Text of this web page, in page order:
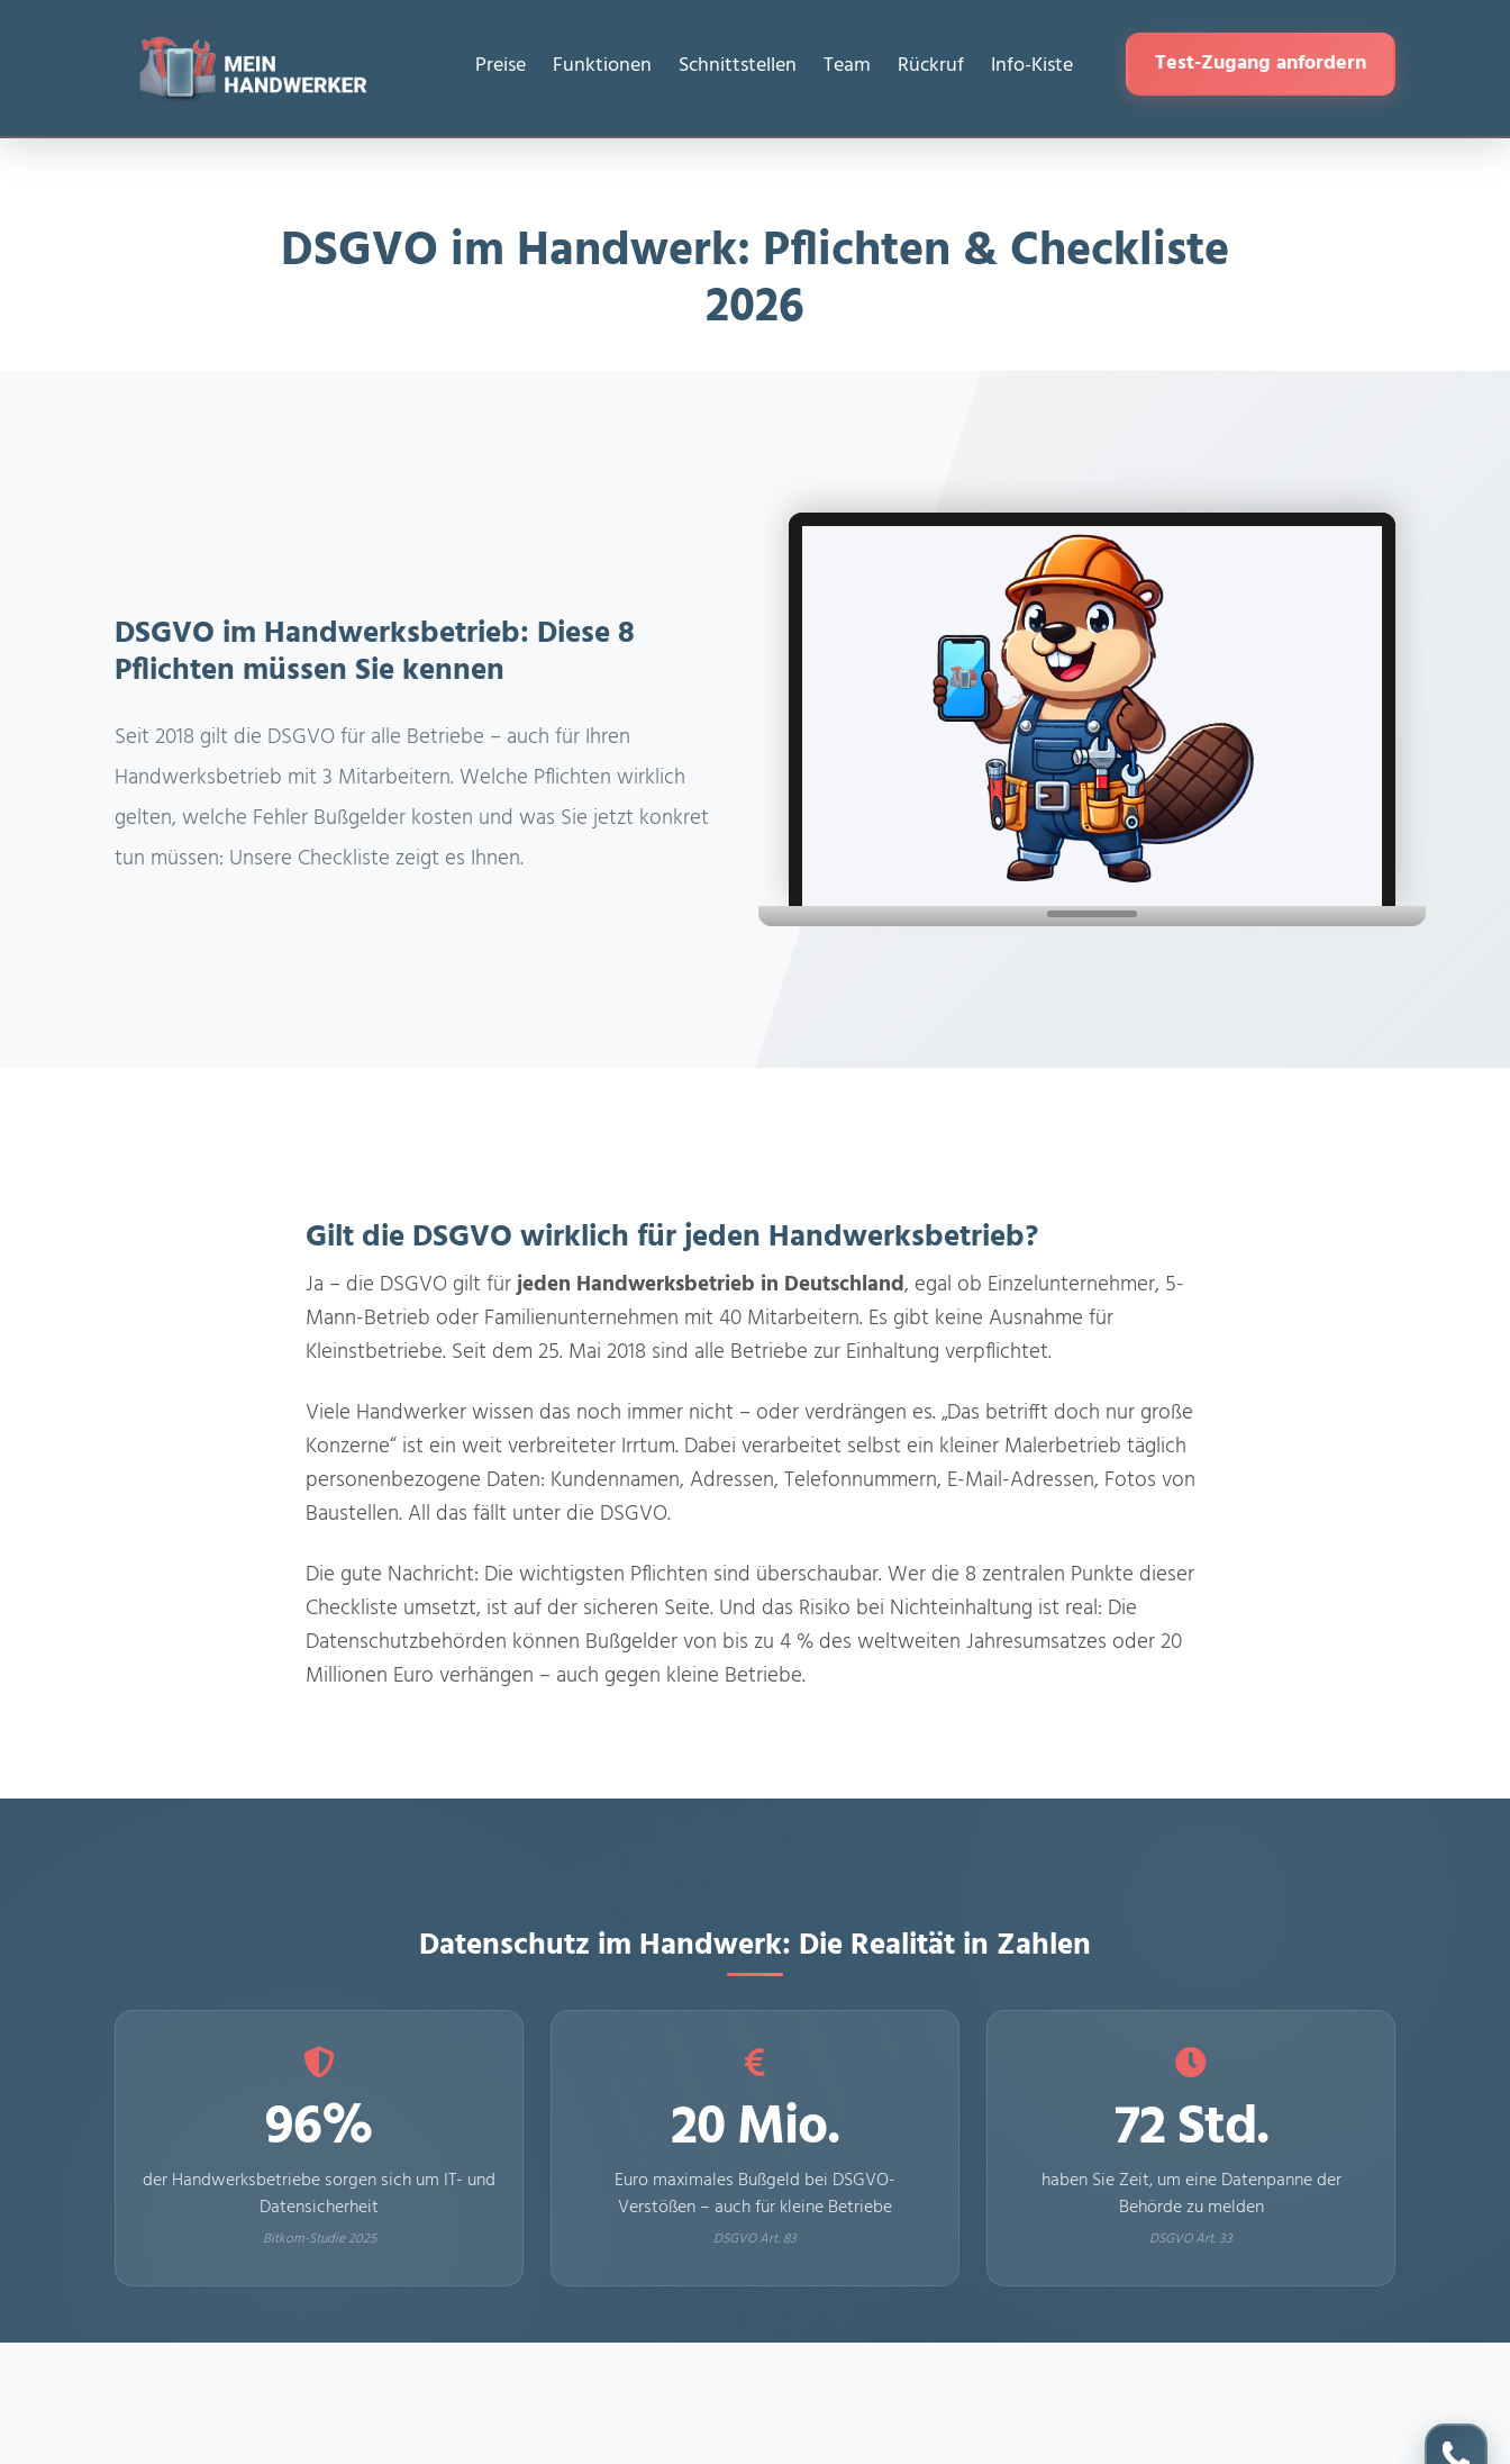
Preise Funktionen Schnittstellen Team Rückruf Info-Kiste Test-Zugang anfordern
DSGVO im Handwerk: Pflichten & Checkliste
2026
DSGVO im Handwerksbetrieb: Diese 8
Pflichten müssen Sie kennen
Seit 2018 gilt die DSGVO für alle Betriebe – auch für Ihren
Handwerksbetrieb mit 3 Mitarbeitern. Welche Pflichten wirklich
gelten, welche Fehler Bußgelder kosten und was Sie jetzt konkret
tun müssen: Unsere Checkliste zeigt es Ihnen.
Gilt die DSGVO wirklich für jeden Handwerksbetrieb?
Ja – die DSGVO gilt fürjeden Handwerksbetrieb in Deutschland, egal ob Einzelunternehmer, 5-
Mann-Betrieb oder Familienunternehmen mit 40 Mitarbeitern. Es gibt keine Ausnahme für
Kleinstbetriebe. Seit dem 25. Mai 2018 sind alle Betriebe zur Einhaltung verpflichtet.
Viele Handwerker wissen das noch immer nicht – oder verdrängen es. „Das betrifft doch nur große
Konzerne“ ist ein weit verbreiteter Irrtum. Dabei verarbeitet selbst ein kleiner Malerbetrieb täglich
personenbezogene Daten: Kundennamen, Adressen, Telefonnummern, E-Mail-Adressen, Fotos von
Baustellen. All das fällt unter die DSGVO.
Die gute Nachricht: Die wichtigsten Pflichten sind überschaubar. Wer die 8 zentralen Punkte dieser
Checkliste umsetzt, ist auf der sicheren Seite. Und das Risiko bei Nichteinhaltung ist real: Die
Datenschutzbehörden können Bußgelder von bis zu 4 % des weltweiten Jahresumsatzes oder 20
Millionen Euro verhängen – auch gegen kleine Betriebe.
Datenschutz im Handwerk: Die Realität in Zahlen
96%
der Handwerksbetriebe sorgen sich um IT- und
Datensicherheit
Bitkom-Studie 2025
20 Mio.
Euro maximales Bußgeld bei DSGVO-
Verstößen – auch für kleine Betriebe
DSGVO Art. 83
72 Std.
haben Sie Zeit, um eine Datenpanne der
Behörde zu melden
DSGVO Art. 33